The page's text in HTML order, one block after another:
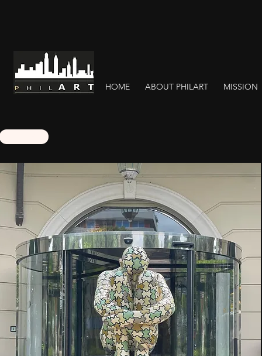
HOME ABOUT PHILART MISSION